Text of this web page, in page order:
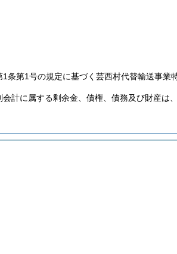
条第1号の規定に基づく芸西村代替輸送事
計に属する剰余金、債権、債務及び財産は